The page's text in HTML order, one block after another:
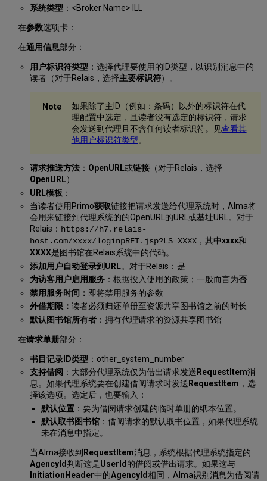
系统类型 ：<Broker Name> ILL
在参数选项卡：
在通用信息部分：
用户标识符类型 ：选择代理要使用的ID类型，以识别消息中的
读者（对于Relais，选择主要标识符）。
如果除了主ID（例如：条码）以外的标识符在代
理配置中选定，且读者没有选定的标识符，请求
会发送到代理且不含任何读者标识符。见查看其
他用户标识符类型。
请求推送方法： OpenURL或链接（对于Relais，选择
OpenURL）
URL模板 ：
当读者使用Primo获取链接把请求发送给代理系统时，Alma将
会用来链接到代理系统的的OpenURL的URL或基址URL。对于
Relais： https://h7.relais-
host.com/xxxx/loginpRFT.jsp?LS=XXXX，其中xxxx和
XXXX是图书馆在Relais系统中的代码。
添加用户自动登录到URL。对于Relais：是
为访客用户启用服务：根据投入使用的政策；一般而言为否
禁用服务时间： 即将禁用服务的参数
外借期限： 读者必须归还单册至资源共享图书馆之前的时长
默认图书馆所有者：拥有代理请求的资源共享图书馆
在请求单册部分：
书目记录ID类型 ：other_system_number
支持借阅 ：大部分代理系统仅为借出请求发送 RequestItem消
息。如果代理系统要在创建借阅请求时发送 RequestItem ，选
择该选项。选定后，也要输入：
默认位置 ：要为借阅请求创建的临时单册的纸本位置。
默认取书图书馆 ：借阅请求的默认取书位置，如果代理系统
未在消息中指定。
当Alma接收到 RequestItem消息，系统根据代理系统指定的
AgencyId 判断这是UserId 的借阅或借出请求。如果这与
InitiationHeader中的AgencyId相同，Alma识别消息为借阅请